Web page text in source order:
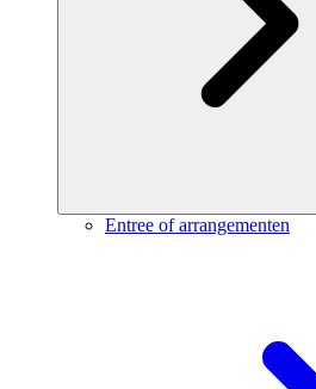
Entree of arrangementen